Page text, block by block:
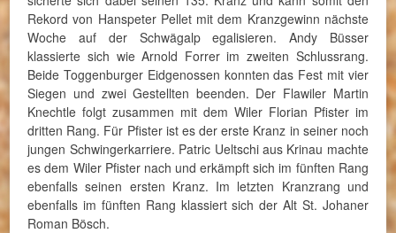
Rekord von Hanspeter Pellet mit dem Kranzgewinn nächste
Woche auf der Schwägalp egalisieren. Andy Büsser
klassierte sich wie Arnold Forrer im zweiten Schlussrang.
Beide Toggenburger Eidgenossen konnten das Fest mit vier
Siegen und zwei Gestellten beenden. Der Flawiler Martin
Knechtle folgt zusammen mit dem Wiler Florian Pfister im
dritten Rang. Für Pfister ist es der erste Kranz in seiner noch
jungen Schwingerkarriere. Patric Ueltschi aus Krinau machte
es dem Wiler Pfister nach und erkämpft sich im fünften Rang
ebenfalls seinen ersten Kranz. Im letzten Kranzrang und
ebenfalls im fünften Rang klassiert sich der Alt St. Johaner
Roman Bösch.